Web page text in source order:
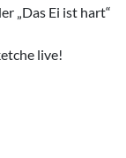
„Das Ei ist hart“
live!